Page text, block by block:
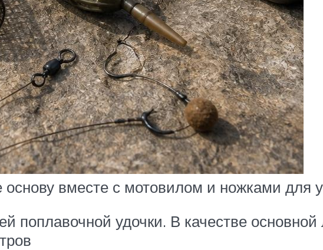
вместе с мотовилом и ножками для
поплавочной удочки. В качестве